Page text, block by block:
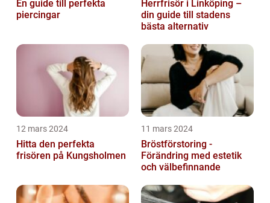
En guide till perfekta
piercingar
Herrfrisör i Linköping –
din guide till stadens
bästa alternativ
12 mars 2024
Hitta den perfekta
frisören på Kungsholmen
11 mars 2024
Bröstförstoring -
Förändring med estetik
och välbefinnande